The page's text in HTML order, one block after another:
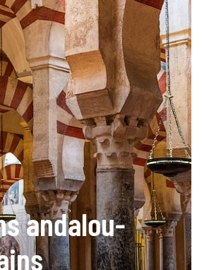
andalou-